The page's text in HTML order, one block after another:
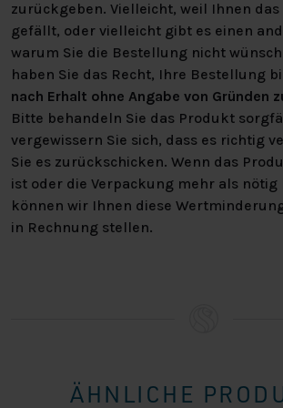
besuche bitte einen unserer Läden. Du
die auf dem Foto gezeigte Farbe
Zusammenstellung deines Bettes
auch das perfekte Boxspringbett nach
du unser Sortiment mit eigenen Augen
du eine persönliche Beratung oder
Möglichkeiten, wie du dein perfektes Bett
zurückgeben. Vielleicht, weil Ihnen
gefällt, oder vielleicht gibt es einen
warum Sie die Bestellung nicht
haben Sie das Recht, Ihre Bestellung
nach Erhalt ohne Angabe von Gründen
Bitte behandeln Sie das Produkt
vergewissern Sie sich, dass es richtig
Sie es zurückschicken. Wenn das
ist oder die Verpackung mehr als nötig
können wir Ihnen diese
in Rechnung stellen.
ÄHNLICHE